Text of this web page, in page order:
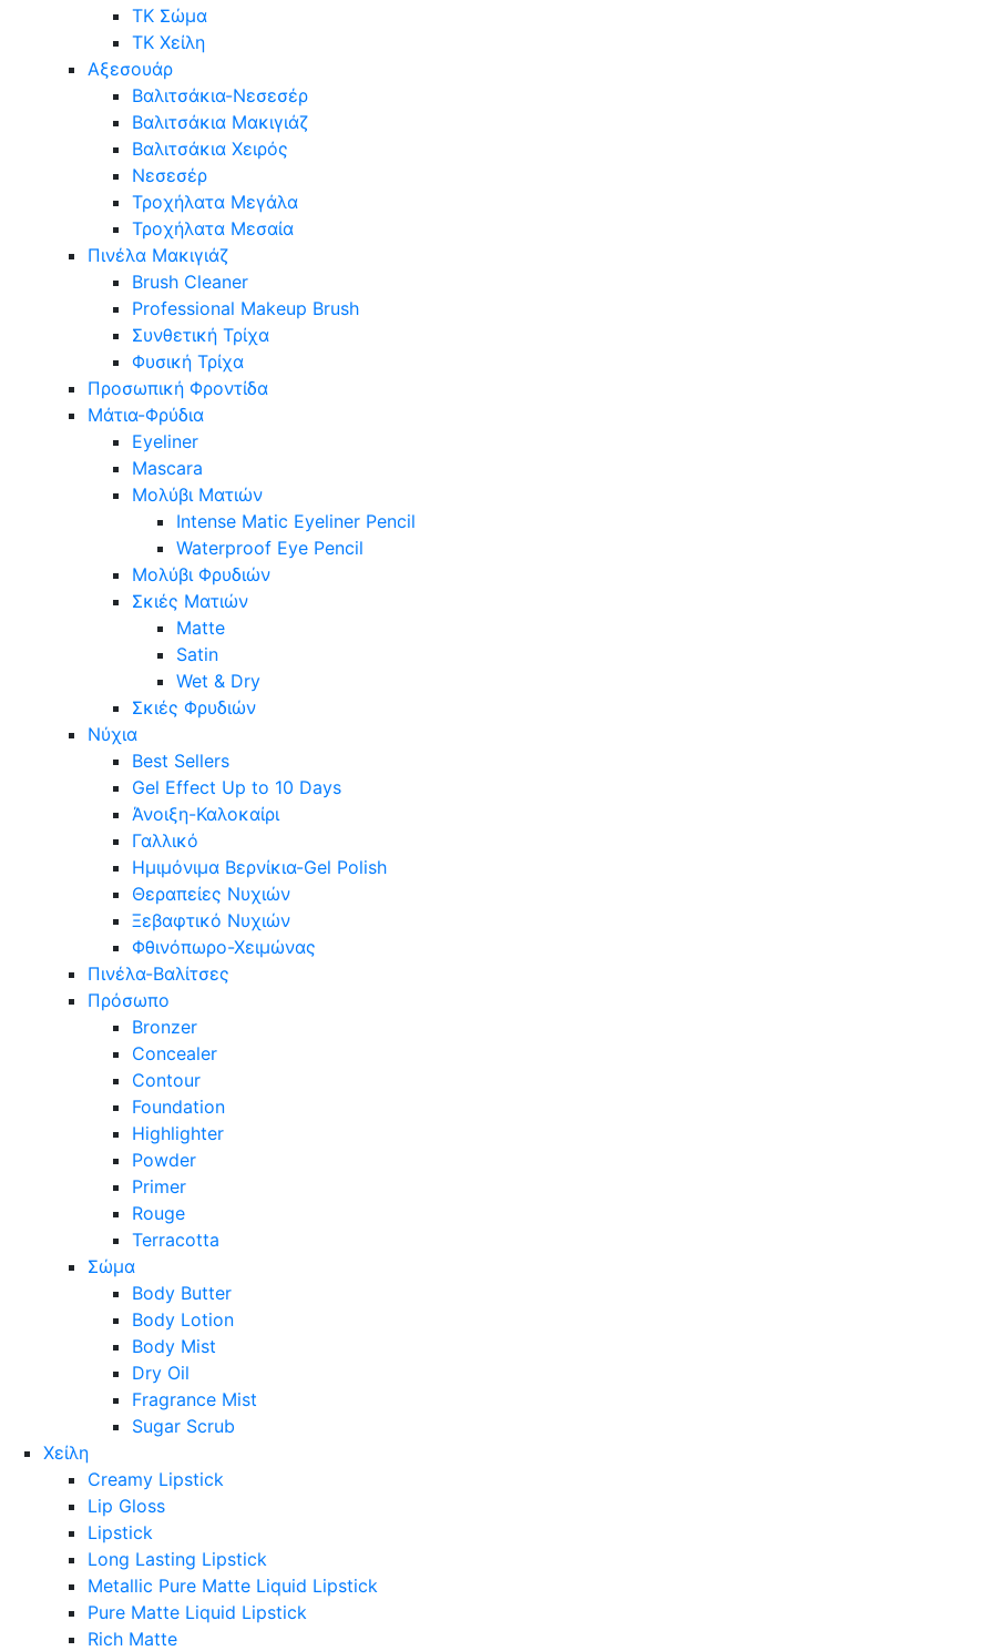
ΤΚ Σώμα
ΤΚ Χείλη
Αξεσουάρ
Βαλιτσάκια-Νεσεσέρ
Βαλιτσάκια Μακιγιάζ
Βαλιτσάκια Χειρός
Νεσεσέρ
Τροχήλατα Μεγάλα
Τροχήλατα Μεσαία
Πινέλα Μακιγιάζ
Brush Cleaner
Professional Makeup Brush
Συνθετική Τρίχα
Φυσική Τρίχα
Προσωπική Φροντίδα
Μάτια-Φρύδια
Eyeliner
Mascara
Μολύβι Ματιών
Intense Matic Eyeliner Pencil
Waterproof Eye Pencil
Μολύβι Φρυδιών
Σκιές Ματιών
Matte
Satin
Wet & Dry
Σκιές Φρυδιών
Νύχια
Best Sellers
Gel Effect Up to 10 Days
Άνοιξη-Καλοκαίρι
Γαλλικό
Ημιμόνιμα Βερνίκια-Gel Polish
Θεραπείες Νυχιών
Ξεβαφτικό Νυχιών
Φθινόπωρο-Χειμώνας
Πινέλα-Βαλίτσες
Πρόσωπο
Bronzer
Concealer
Contour
Foundation
Highlighter
Powder
Primer
Rouge
Terracotta
Σώμα
Body Butter
Body Lotion
Body Mist
Dry Oil
Fragrance Mist
Sugar Scrub
Χείλη
Creamy Lipstick
Lip Gloss
Lipstick
Long Lasting Lipstick
Metallic Pure Matte Liquid Lipstick
Pure Matte Liquid Lipstick
Rich Matte